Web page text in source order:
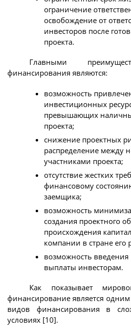
ограничение
освобождение от
инвесторов после
проекта.
Главными
финансирования являются:
возможность
инвестиционных
превышающих
проекта;
снижение проектных
распределение между
участниками проекта;
отсутствие жестких
финансовому
заемщика;
возможность
создания проектного
происхождения
компании в стране его
возможность
выплаты инвесторам.
Как показывает
финансирование является
видов финансирования в
условиях [10].